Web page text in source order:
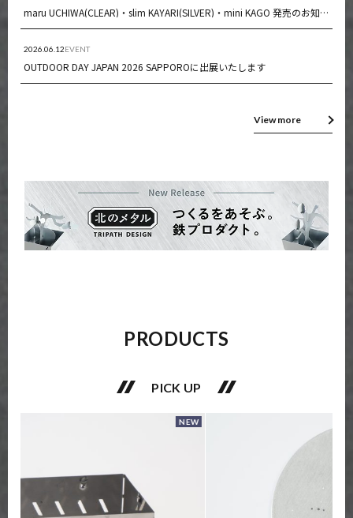
maru UCHIWA(CLEAR)・slim KAYARI(SILVER)・mini KAGO 発売のお知らせ
2026.06.12EVENT
OUTDOOR DAY JAPAN 2026 SAPPOROに出展いたします
View more
PRODUCTS
PICK UP